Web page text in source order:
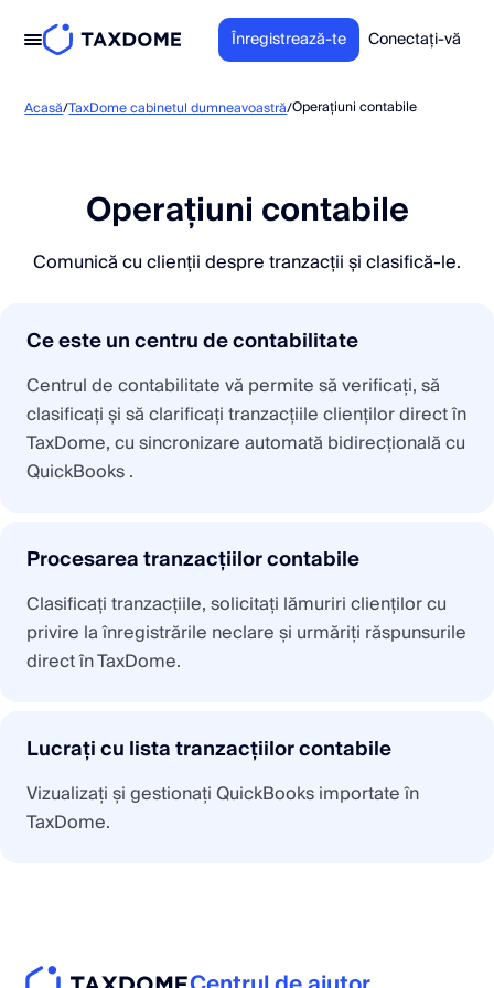
Înregistrează-te Conectați-vă
Acasă/TaxDome cabinetul dumneavoastră/Operațiuni contabile
Operațiuni contabile
Comunică cu clienții despre tranzacții și clasifică-le.
Ce este un centru de contabilitate
Centrul de contabilitate vă permite să verificați, să
clasificați și să clarificați tranzacțiile clienților direct în
TaxDome, cu sincronizare automată bidirecțională cu
QuickBooks .
Procesarea tranzacțiilor contabile
Clasificați tranzacțiile, solicitați lămuriri clienților cu
privire la înregistrările neclare și urmăriți răspunsurile
direct în TaxDome.
Lucrați cu lista tranzacțiilor contabile
Vizualizați și gestionați QuickBooks importate în
TaxDome.